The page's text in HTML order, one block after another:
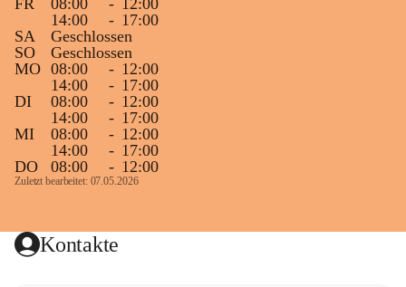
FR 08:00 - 12:00
14:00
- 17:00
SA
Geschlossen
SO
Geschlossen
MO 08:00 - 12:00
14:00
- 17:00
DI
08:00 - 12:00
14:00
- 17:00
MI
08:00 - 12:00
14:00
- 17:00
DO
08:00 - 12:00
Zuletzt bearbeitet: 07.05.2026
Kontakte